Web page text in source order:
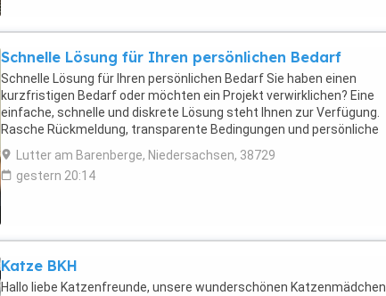
Schnelle Lösung für Ihren persönlichen Bedarf
Schnelle Lösung für Ihren persönlichen Bedarf Sie haben einen
kurzfristigen Bedarf oder möchten ein Projekt verwirklichen? Eine
einfache, schnelle und diskrete Lösung steht Ihnen zur Verfügung.
Rasche Rückmeldung, transparente Bedingungen und persönliche
Begleitung. Kreditsumme: 5. Euro Laufzeit: ...
Lutter am Barenberge, Niedersachsen, 38729
gestern 20:14
Katze BKH
Hallo liebe Katzenfreunde, unsere wunderschönen Katzenmädchen